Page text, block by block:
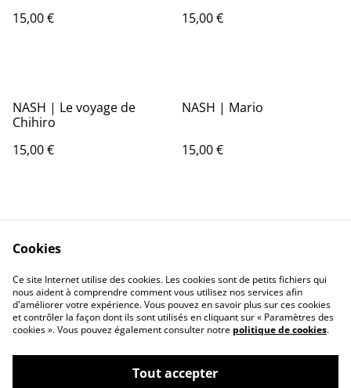
15,00 €
15,00 €
NASH | Le voyage de
Chihiro
15,00 €
NASH | Mario
15,00 €
Contactez-nous
Conditions
Politique de
confidentialité
Politique de cookies
Cookies
Ce site Internet utilise des cookies. Les cookies sont de petits fichiers qui
nous aident à comprendre comment vous utilisez nos services afin
d'améliorer votre expérience. Vous pouvez en savoir plus sur ces cookies
et contrôler la façon dont ils sont utilisés en cliquant sur « Paramètres des
cookies ». Vous pouvez également consulter notre politique de cookies.
Tout accepter